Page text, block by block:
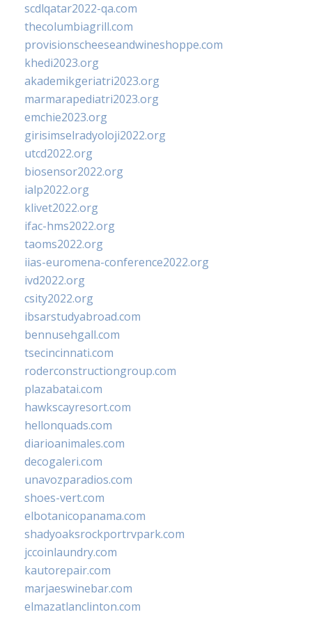
scdlqatar2022-qa.com
thecolumbiagrill.com
provisionscheeseandwineshoppe.com
khedi2023.org
akademikgeriatri2023.org
marmarapediatri2023.org
emchie2023.org
girisimselradyoloji2022.org
utcd2022.org
biosensor2022.org
ialp2022.org
klivet2022.org
ifac-hms2022.org
taoms2022.org
iias-euromena-conference2022.org
ivd2022.org
csity2022.org
ibsarstudyabroad.com
bennusehgall.com
tsecincinnati.com
roderconstructiongroup.com
plazabatai.com
hawkscayresort.com
hellonquads.com
diarioanimales.com
decogaleri.com
unavozparadios.com
shoes-vert.com
elbotanicopanama.com
shadyoaksrockportrvpark.com
jccoinlaundry.com
kautorepair.com
marjaeswinebar.com
elmazatlanclinton.com